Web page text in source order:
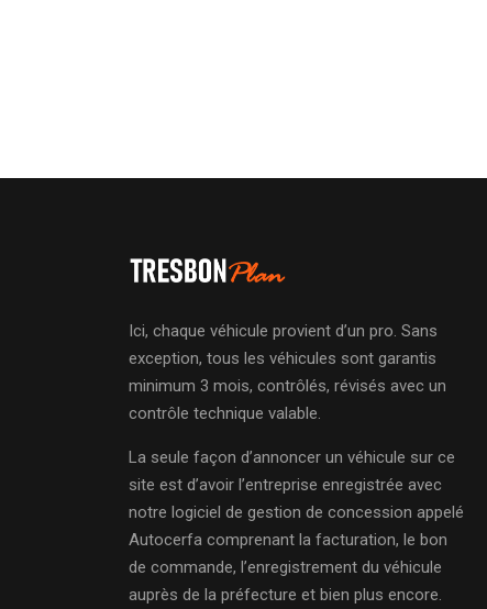
Ici, chaque véhicule provient d’un pro. Sans
exception, tous les véhicules sont garantis
minimum 3 mois, contrôlés, révisés avec un
contrôle technique valable.
La seule façon d’annoncer un véhicule sur ce
site est d’avoir l’entreprise enregistrée avec
notre logiciel de gestion de concession appelé
Autocerfa comprenant la facturation, le bon
de commande, l’enregistrement du véhicule
auprès de la préfecture et bien plus encore.